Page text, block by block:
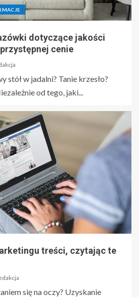
dotyczące jakości
cenie
stół w jadalni? Tanie krzesło?
od tego, jaki...
treści, czytając te
się na oczy? Uzyskanie